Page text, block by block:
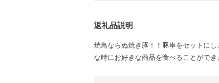
返礼品説明
焼鳥ならぬ焼き豚！！豚串をセットに
な時にお好きな商品を食べることができ